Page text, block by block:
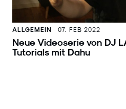
ALLGEMEIN 07. FEB 2022
Neue Videoserie von DJ
Tutorials mit Dahu